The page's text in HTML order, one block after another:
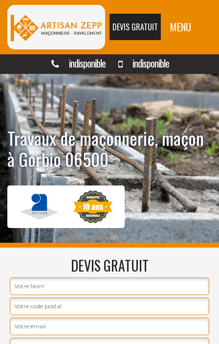
DEVIS GRATUIT MENU
indisponible indisponible
Travaux de maçonnerie, maçon
à Gorbio 06500
DEVIS GRATUIT